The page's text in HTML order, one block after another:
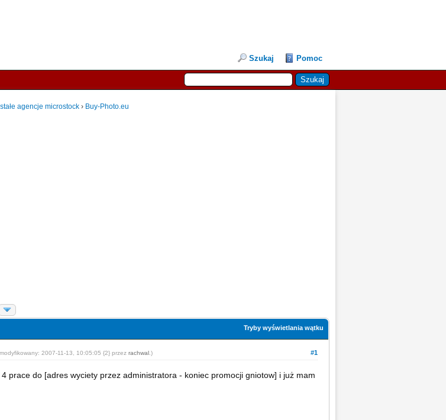
Szukaj Pomoc
agencje microstock › Buy-Photo.eu
Tryby wyświetlania wątku
#1
2007-11-13, 10:05:05 {2} przez rachwal.)
4 prace do [adres wyciety przez administratora - koniec promocji gniotow] i już mam